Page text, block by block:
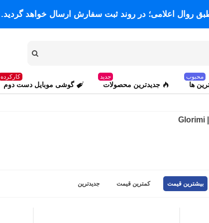
روال اعلامی؛ در روند ثبت سفارش ارسال خواهد گردید.
ها
محبوب
جدیدترین محصولات
جدید
گوشی موبایل دست دوم
کارکرده
بیشترین قیمت کمترین قیمت جدیدترین